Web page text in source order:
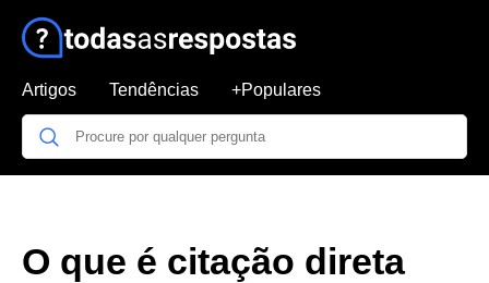
Artigos Tendências +Populares
O que é citação direta